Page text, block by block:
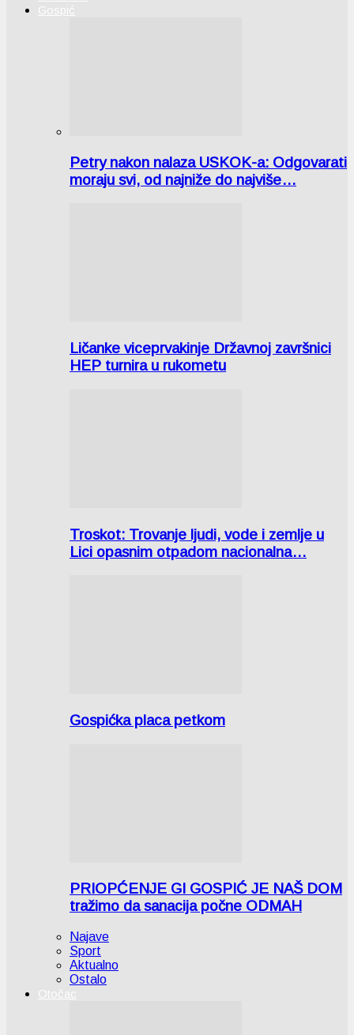
Gospić
Petry nakon nalaza USKOK-a: Odgovarati
moraju svi, od najniže do najviše…
Ličanke viceprvakinje Državnoj završnici
HEP turnira u rukometu
Troskot: Trovanje ljudi, vode i zemlje u
Lici opasnim otpadom nacionalna…
Gospićka placa petkom
PRIOPĆENJE GI GOSPIĆ JE NAŠ DOM
tražimo da sanacija počne ODMAH
Najave
Sport
Aktualno
Ostalo
Otočac